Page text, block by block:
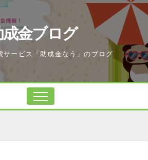
金ブログ
サービス「助成金なう」のブログ